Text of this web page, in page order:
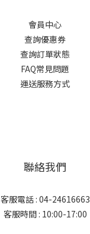
會員中心
查詢優惠券
查詢訂單狀態
FAQ常見問題
運送服務方式
聯絡我們
客服電話 : 04-24616663
客服時間 : 10:00-17:00